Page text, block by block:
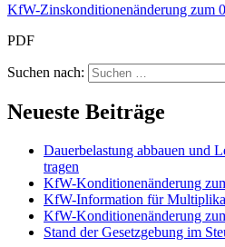
KfW-Zinskonditionenänderung zum
PDF
Suchen nach:
Neueste Beiträge
Dauerbelastung abbauen und
tragen
KfW-Konditionenänderung
KfW-Information für
KfW-Konditionenänderung
Stand der Gesetzgebung im